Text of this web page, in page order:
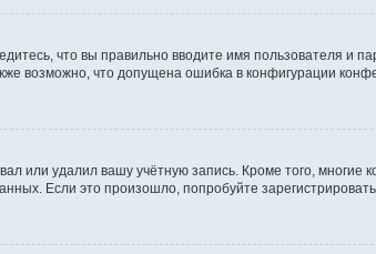
что вы правильно вводите имя пользователя и
возможно, что допущена ошибка в конфигурации
или удалил вашу учётную запись. Кроме того,
Если это произошло, попробуйте